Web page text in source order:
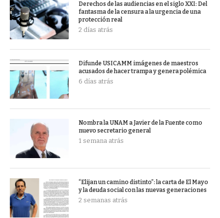
Derechos de las audiencias en el siglo XXI: Del
fantasma de la censura a la urgencia de una
protección real
2 días atrás
Difunde USICAMM imágenes de maestros
acusados de hacer trampa y genera polémica
6 días atrás
Nombra la UNAM a Javier de la Fuente como
nuevo secretario general
1 semana atrás
“Elijan un camino distinto”: la carta de El Mayo
y la deuda social con las nuevas generaciones
2 semanas atrás